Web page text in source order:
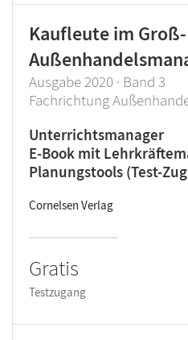
Kaufleute im
Ausgabe 2020 · Band 3
Fachrichtung
Unterrichtsmanager
E-Book mit
Planungstools (Test-
Cornelsen Verlag
Gratis
Testzugang